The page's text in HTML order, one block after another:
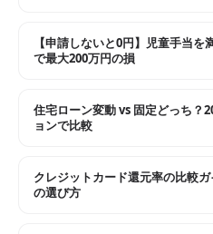
【申請しないと0円】児童手当
で最大200万円の損
住宅ローン変動 vs 固定どっち？
ョンで比較
クレジットカード還元率の比較
の選び方